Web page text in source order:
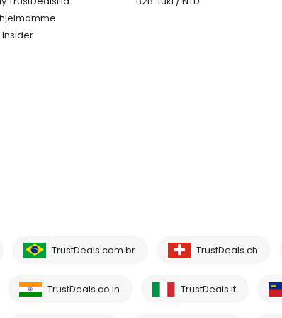
Insider
TrustDeals.com.br TrustDeals.ch
TrustDeals.co.in TrustDeals.it